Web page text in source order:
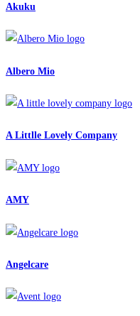
Akuku
Albero Mio
A Littlle Lovely Company
AMY
Angelcare